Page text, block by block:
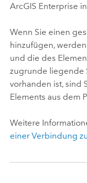
ArcGIS Enterprise
Wenn Sie einen
hinzufügen,
und die des
zugrunde liegende
vorhanden ist, sind
Elements aus dem
Weitere
einer Verbindung